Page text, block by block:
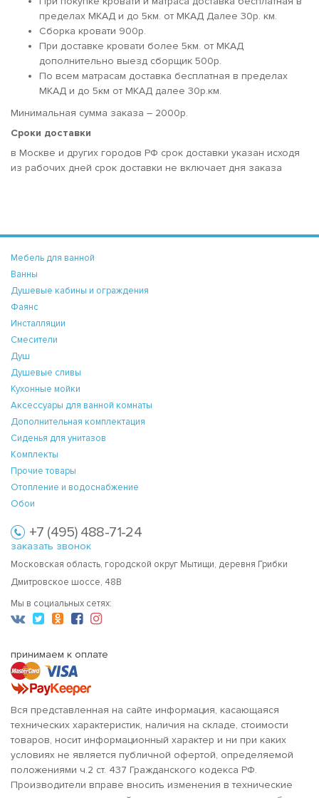
пределах МКАД и до 5км. от МКАД Далее 30р. км.
Сборка кровати 900р.
При доставке кровати более 5км. от МКАД
дополнительно выезд сборщик 500р.
По всем матрасам доставка бесплатная в пределах
МКАД и до 5км от МКАД далее 30р.км.
Минимальная сумма заказа – 2000р.
Сроки доставки
в Москве и других городов РФ срок доставки указан исходя
из рабочих дней срок доставки не включает дня заказа
Мебель для ванной
Ванны
Душевые кабины и ограждения
Фаянс
Инсталляции
Смесители
Душ
Душевые сливы
Кухонные мойки
Аксессуары для ванной комнаты
Дополнительная комплектация
Сиденья для унитазов
Комплекты
Прочие товары
Отопление и водоснабжение
Обои
+7 (495) 488-71-24
заказать звонок
Московская область, городской округ Мытищи, деревня Грибки
Дмитровское шоссе, 48В
Мы в социальных сетях:
принимаем к оплате
Вся представленная на сайте информация, касающаяся
технических характеристик, наличия на складе, стоимости
товаров, носит информационный характер и ни при каких
условиях не является публичной офертой, определяемой
положениями ч.2 ст. 437 Гражданского кодекса РФ.
Производители вправе вносить изменения в технические